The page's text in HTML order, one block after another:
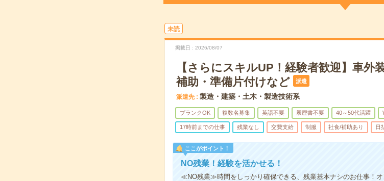
未読
掲載日 2026/08/07
【さらにスキルUP！経験者歓迎】車外
補助・準備片付けなど
派遣
派遣先 製造・建築・土木・製造技術系
ブランクOK 複数名募集 英語不要 履歴書不要 40～50代活躍
17時前までの仕事 残業なし 交費支給 制服 社食/補助あり 日
ここがポイント！
NO残業！経験を活かせる！
≪NO残業≫時間をしっかり確保できる、残業基本ナシのお仕事！